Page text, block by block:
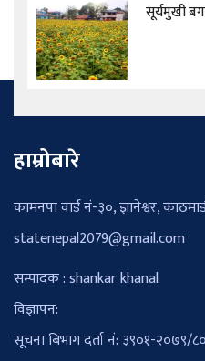
सूर्यमुखी
हाम्रोबारे
कामनपा वार्ड नं-३०, ज्ञानेश्वर,
statenepal2079@gmail.com
सम्पादक : shankar khanal
विज्ञापन:
सूचना बिभाग दर्ता नं: ३९०१-२०७९/८०